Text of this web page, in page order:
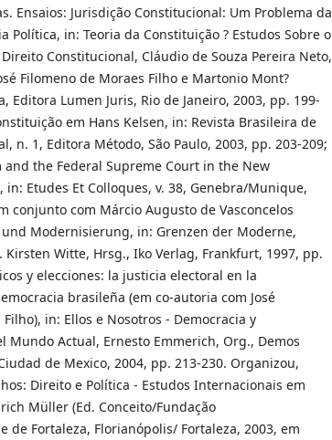
Ensaios: Jurisdição Constitucional: Um Problema da
Política, in: Teoria da Constituição ? Estudos Sobre o
Constitucional, Cláudio de Souza Pereira Neto,
Filomeno de Moraes Filho e Martonio Mont?
Editora Lumen Juris, Rio de Janeiro, 2003, pp. 199-
em Hans Kelsen, in: Revista Brasileira de
n. 1, Editora Método, São Paulo, 2003, pp. 203-209;
and the Federal Supreme Court in the New
in: Etudes Et Colloques, v. 38, Genebra/Munique,
conjunto com Márcio Augusto de Vasconcelos
Modernisierung, in: Grenzen der Moderne,
Kirsten Witte, Hrsg., Iko Verlag, Frankfurt, 1997, pp.
y elecciones: la justicia electoral en la
brasileña (em co-autoria com José
in: Ellos e Nosotros - Democracia y
Mundo Actual, Ernesto Emmerich, Org., Demos
de Mexico, 2004, pp. 213-230. Organizou,
Direito e Política - Estudos Internacionais em
Müller (Ed. Conceito/Fundação
de Fortaleza, Florianópolis/ Fortaleza, 2003, em